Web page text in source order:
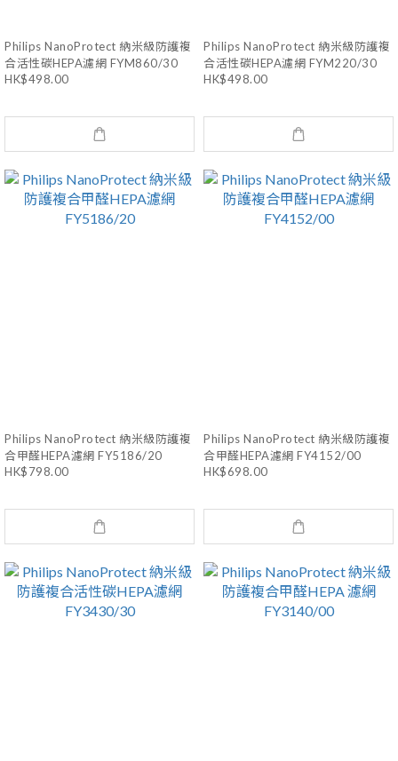
Philips NanoProtect 納米級防護複
合活性碳HEPA濾網 FYM860/30
HK$498.00
Philips NanoProtect 納米級防護複
合活性碳HEPA濾網 FYM220/30
HK$498.00
Philips NanoProtect 納米級防護複
合甲醛HEPA濾網 FY5186/20
HK$798.00
Philips NanoProtect 納米級防護複
合甲醛HEPA濾網 FY4152/00
HK$698.00